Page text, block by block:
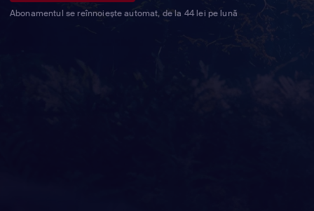
Abonamentul se reînnoiește automat, de la 44 lei pe lună